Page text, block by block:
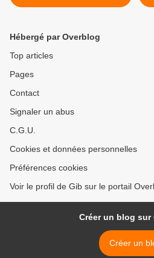
2017) 18.01.2017
Hébergé par Overblog
Top articles
Pages
Contact
Signaler un abus
C.G.U.
Cookies et données personnelles
Préférences cookies
Voir le profil de Gib sur le portail
Créer un blog sur
Créer un